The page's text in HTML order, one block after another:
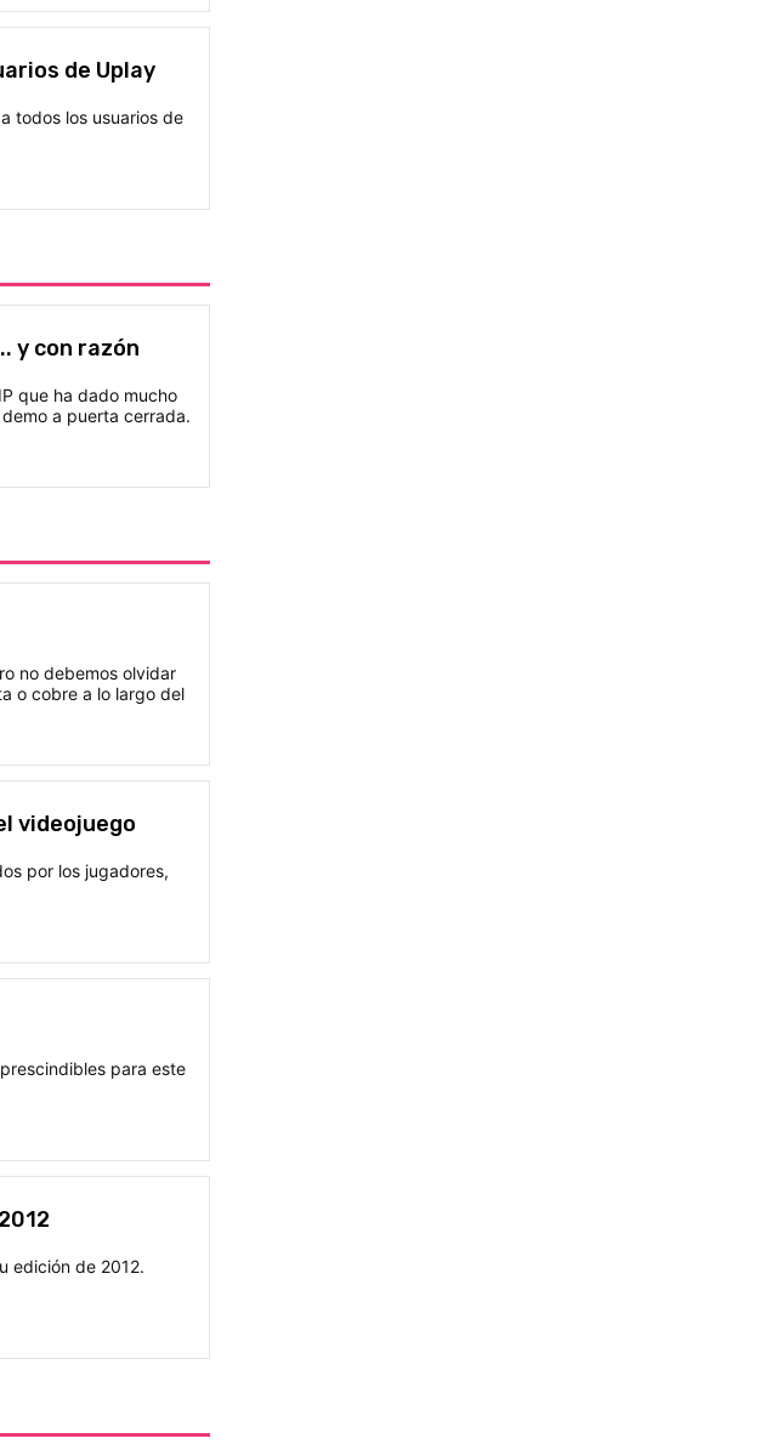
de Uplay
todos los usuarios de
y con razón
que ha dado mucho
a puerta cerrada.
no debemos olvidar
o cobre a lo largo del
videojuego
por los jugadores,
para este
edición de 2012.